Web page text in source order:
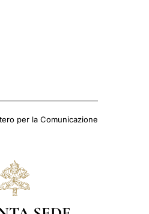
per la Comunicazione